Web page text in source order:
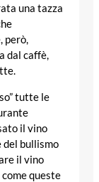
una tazza
però,
dal caffè,
tutte le
il vino
del bullismo
il vino
queste